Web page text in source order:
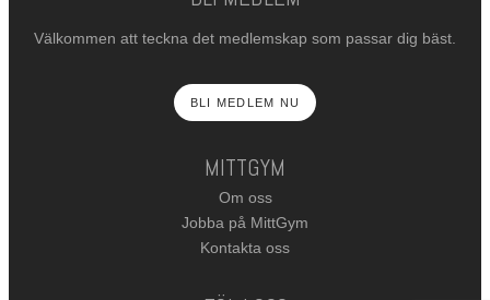
Välkommen att teckna det medlemskap som passar dig bäst.
BLI MEDLEM NU
MITTGYM
Om oss
Jobba på MittGym
Kontakta oss